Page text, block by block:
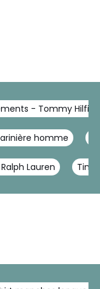
- Tommy
homme
Lauren